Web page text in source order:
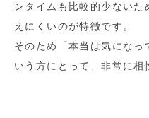
ンタイムも比較的少ない
えにくいのが特徴です。
そのため「本当は気になっ
いう方にとって、非常に相